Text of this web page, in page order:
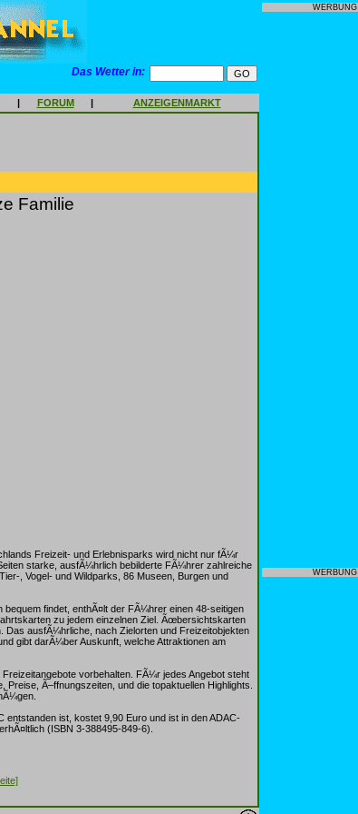
Das Wetter in:
| FORUM | ANZEIGENMARKT
Familie
Freizeit- und Erlebnisparks wird nicht nur fÃ¼r
starke, ausfÃ¼hrlich bebilderte FÃ¼hrer zahlreiche
, Vogel- und Wildparks, 86 Museen, Burgen und
bequem findet, enthÃ¤lt der FÃ¼hrer einen 48-seitigen
zu jedem einzelnen Ziel. Ãœbersichtskarten
Das ausfÃ¼hrliche, nach Zielorten und Freizeitobjekten
gibt darÃ¼ber Auskunft, welche Attraktionen am
vorbehalten. FÃ¼r jedes Angebot steht
Ã–ffnungszeiten, und die topaktuellen Highlights.
ist, kostet 9,90 Euro und ist in den ADAC-
(ISBN 3-388495-849-6).
WERBUNG
WERBUNG